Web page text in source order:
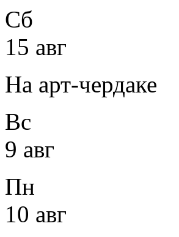
Сб
15 авг
На арт-чердаке
Вс
9 авг
Пн
10 авг